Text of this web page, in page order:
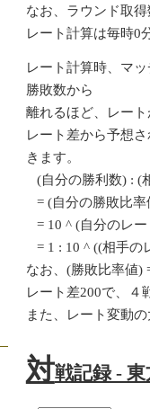
なお、ラウンド取
レート計算は毎時0
レート計算時、マ
勝敗数から
離れるほど、レー
レート差から予想
きます。
(自分の勝利数) : (
= (自分の勝敗比率
= 10 ^ (自分のレー
= 1 : 10 ^ ((相手の
なお、(勝敗比率値)
レート差200で、４
また、レート変動
対戦記録 -